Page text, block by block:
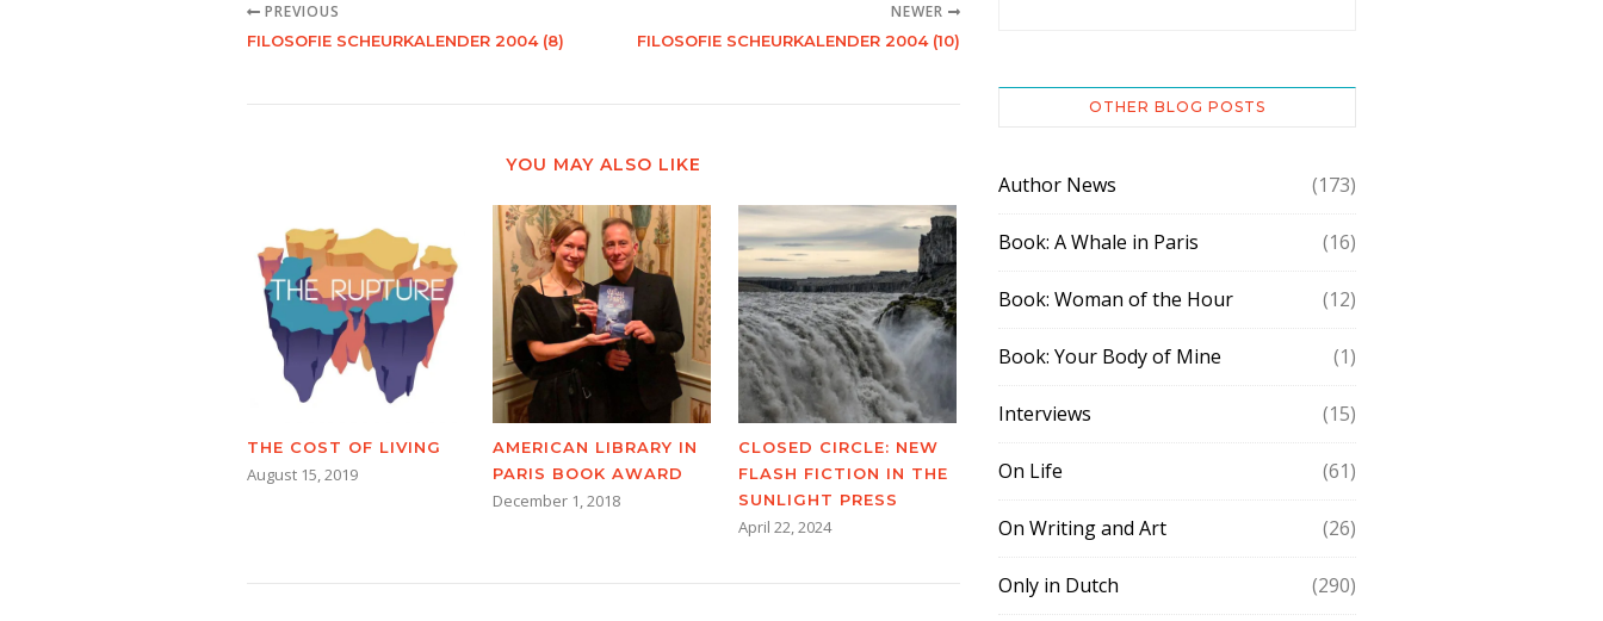
PREVIOUS
FILOSOFIE SCHEURKALENDER 2004 (8)
NEWER
FILOSOFIE SCHEURKALENDER 2004 (10)
YOU MAY ALSO LIKE
THE COST OF LIVING
August 15, 2019
AMERICAN LIBRARY IN
PARIS BOOK AWARD
December 1, 2018
CLOSED CIRCLE: NEW
FLASH FICTION IN THE
SUNLIGHT PRESS
April 22, 2024
OTHER BLOG POSTS
Author News (173)
Book: A Whale in Paris (16)
Book: Woman of the Hour (12)
Book: Your Body of Mine (1)
Interviews (15)
On Life (61)
On Writing and Art (26)
Only in Dutch (290)